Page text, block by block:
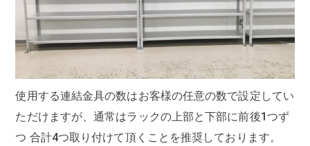
使用する連結金具の数はお客様の任意の数で設定してい
ただけますが、通常はラックの上部と下部に前後1つず
つ 合計4つ取り付けて頂くことを推奨しております。